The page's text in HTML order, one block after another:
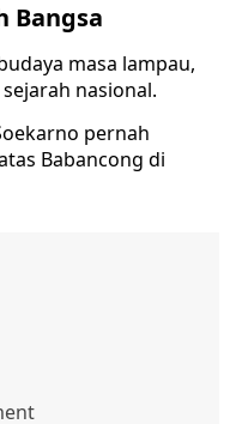
Bangsa
masa lampau,
nasional.
pernah
Babancong di